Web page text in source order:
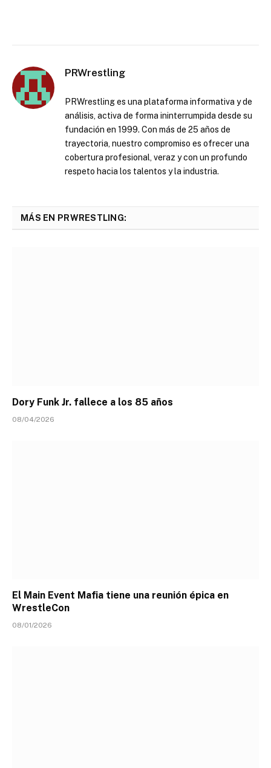
PRWrestling
PRWrestling es una plataforma informativa y de
análisis, activa de forma ininterrumpida desde su
fundación en 1999. Con más de 25 años de
trayectoria, nuestro compromiso es ofrecer una
cobertura profesional, veraz y con un profundo
respeto hacia los talentos y la industria.
MÁS EN PRWRESTLING:
Dory Funk Jr. fallece a los 85 años
08/04/2026
El Main Event Mafia tiene una reunión épica en
WrestleCon
08/01/2026